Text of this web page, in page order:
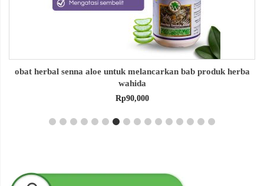
obat herbal senna aloe untuk melancarkan bab produk herba
wahida
Rp90,000